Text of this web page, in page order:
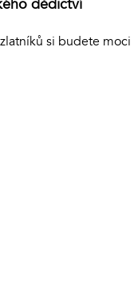
dědictví
si budete moci